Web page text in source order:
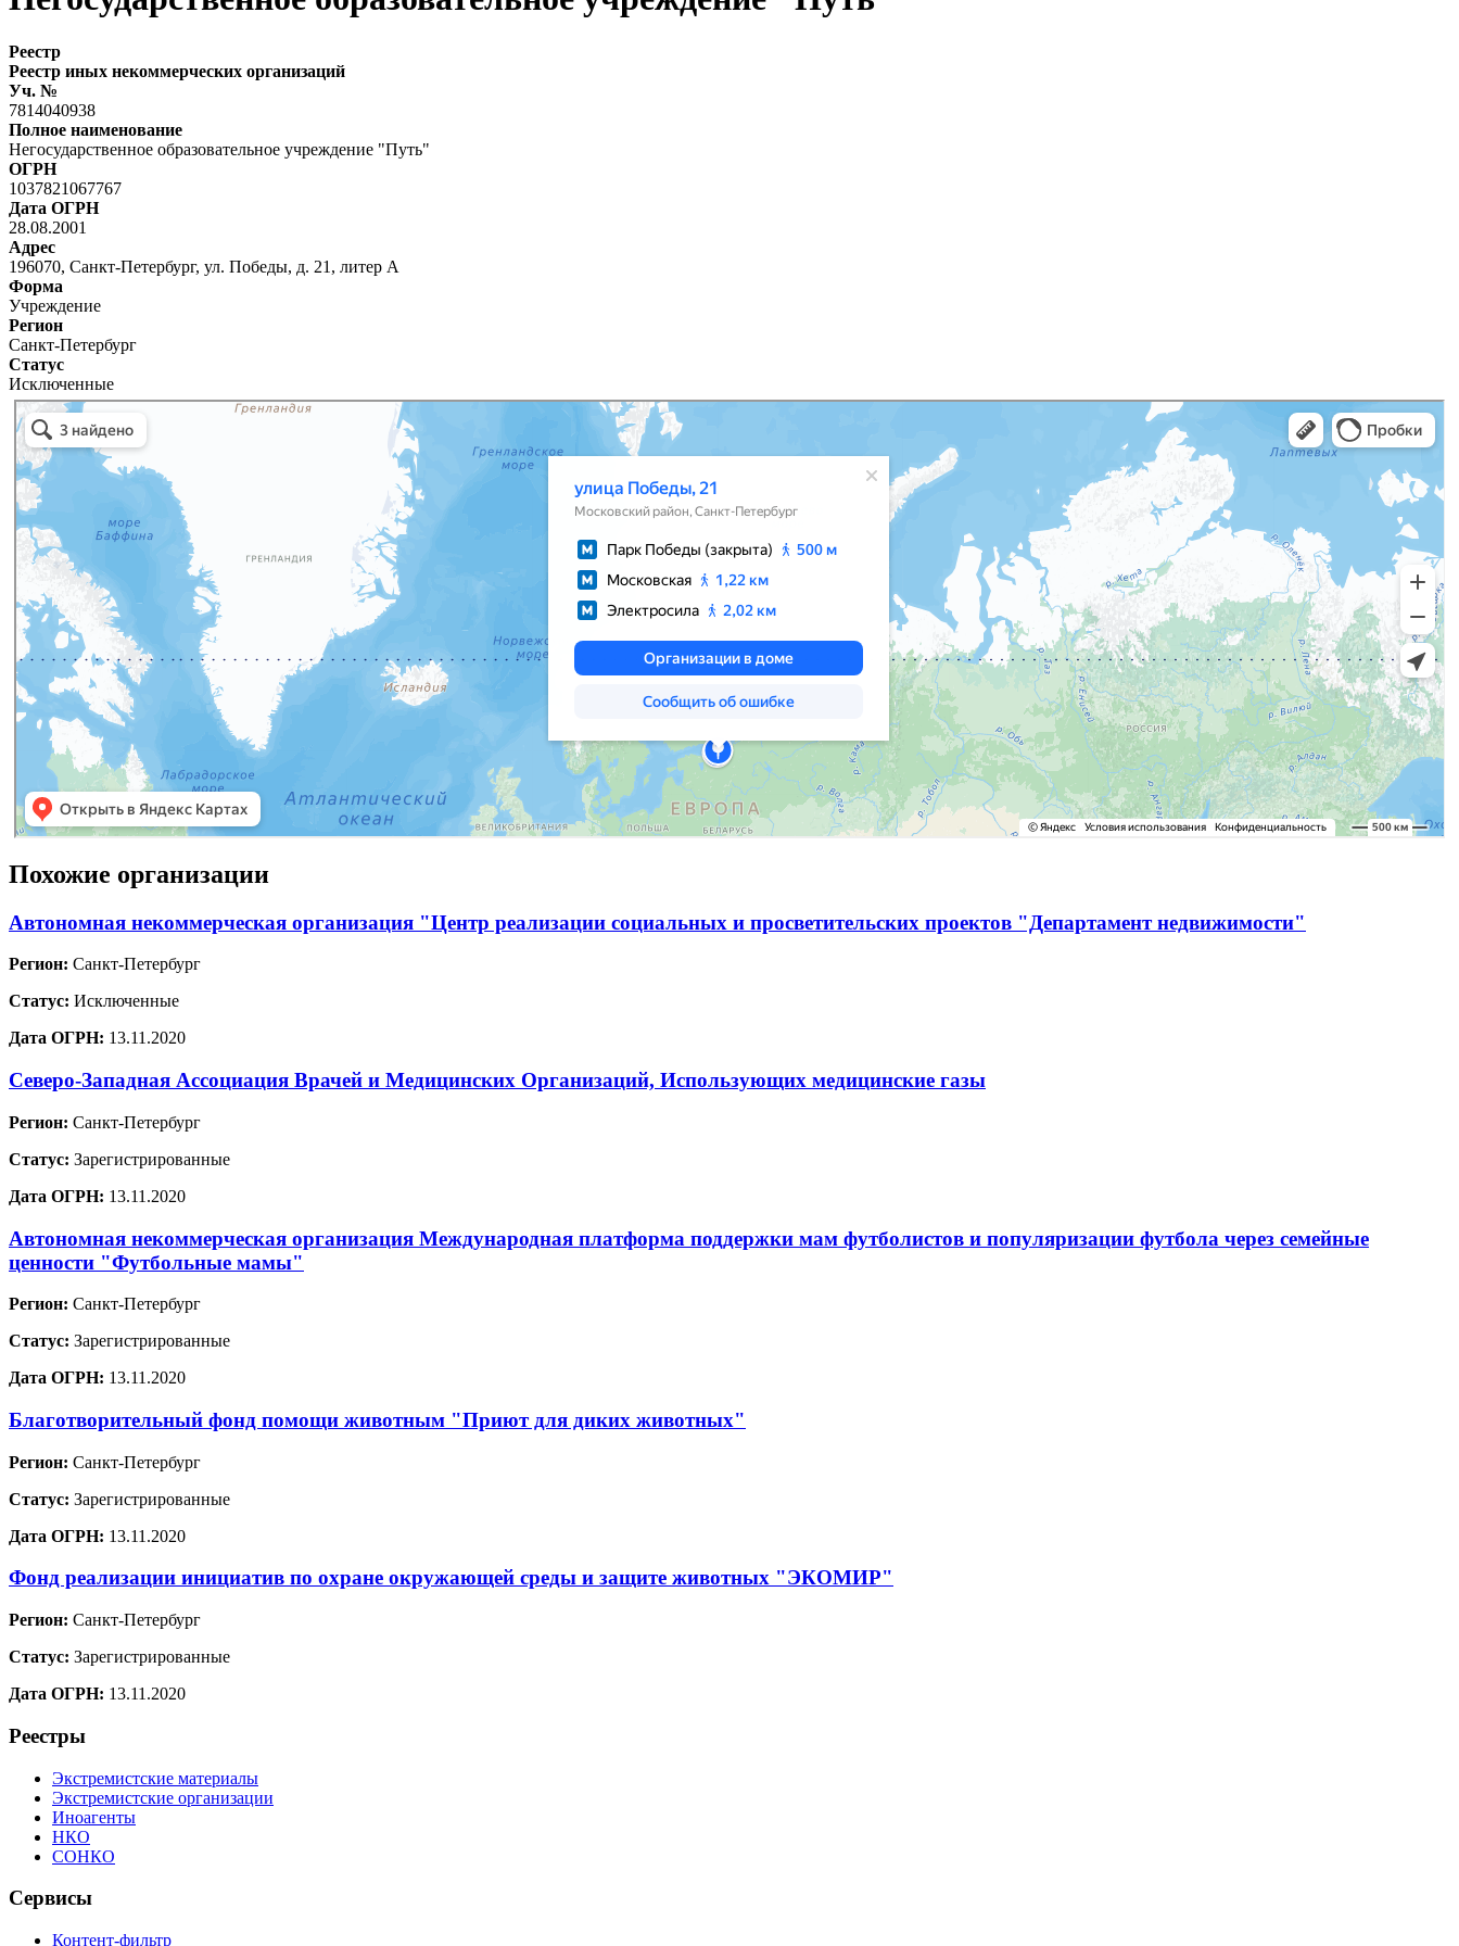
Реестр
Реестр иных некоммерческих организаций
Уч. №
7814040938
Полное наименование
Негосударственное образовательное учреждение "Путь"
ОГРН
1037821067767
Дата ОГРН
28.08.2001
Адрес
196070, Санкт-Петербург, ул. Победы, д. 21, литер А
Форма
Учреждение
Регион
Санкт-Петербург
Статус
Исключенные
Похожие организации
Автономная некоммерческая организация "Центр реализации социальных и просветительских проектов "Департамент недвижимости"
Регион: Санкт-Петербург
Статус: Исключенные
Дата ОГРН: 13.11.2020
Северо-Западная Ассоциация Врачей и Медицинских Организаций, Использующих медицинские газы
Регион: Санкт-Петербург
Статус: Зарегистрированные
Дата ОГРН: 13.11.2020
Автономная некоммерческая организация Международная платформа поддержки мам футболистов и популяризации футбола через семейные
ценности "Футбольные мамы"
Регион: Санкт-Петербург
Статус: Зарегистрированные
Дата ОГРН: 13.11.2020
Благотворительный фонд помощи животным "Приют для диких животных"
Регион: Санкт-Петербург
Статус: Зарегистрированные
Дата ОГРН: 13.11.2020
Фонд реализации инициатив по охране окружающей среды и защите животных "ЭКОМИР"
Регион: Санкт-Петербург
Статус: Зарегистрированные
Дата ОГРН: 13.11.2020
Реестры
Экстремистские материалы
Экстремистские организации
Иноагенты
НКО
СОНКО
Сервисы
Контент-фильтр